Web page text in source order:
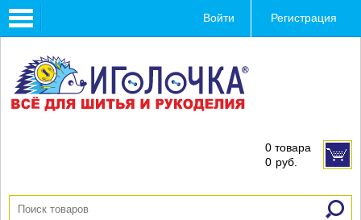
Toggle
navigation
Войти Регистрация
0 товара
0 руб.